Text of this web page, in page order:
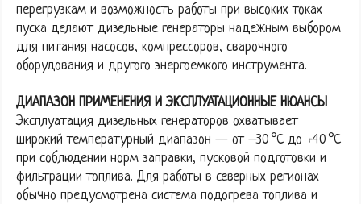
перегрузкам и возможность работы при высоких токах
пуска делают дизельные генераторы надежным выбором
для питания насосов, компрессоров, сварочного
оборудования и другого энергоемкого инструмента.
ДИАПАЗОН ПРИМЕНЕНИЯ И ЭКСПЛУАТАЦИОННЫЕ НЮАНСЫ
Эксплуатация дизельных генераторов охватывает
широкий температурный диапазон — от –30 °C до +40 °C
при соблюдении норм заправки, пусковой подготовки и
фильтрации топлива. Для работы в северных регионах
обычно предусмотрена система подогрева топлива и